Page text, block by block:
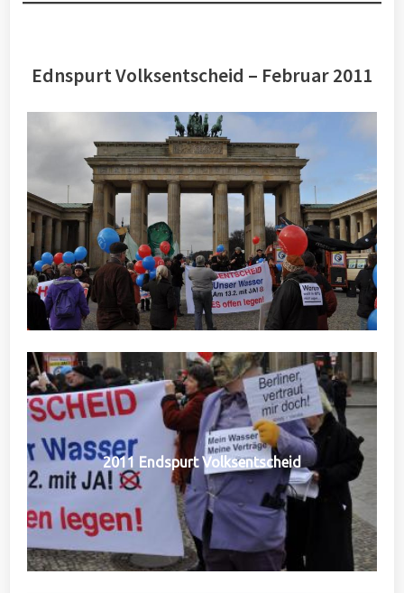
Ednspurt Volksentscheid – Februar 2011
2011 Endspurt Volksentscheid